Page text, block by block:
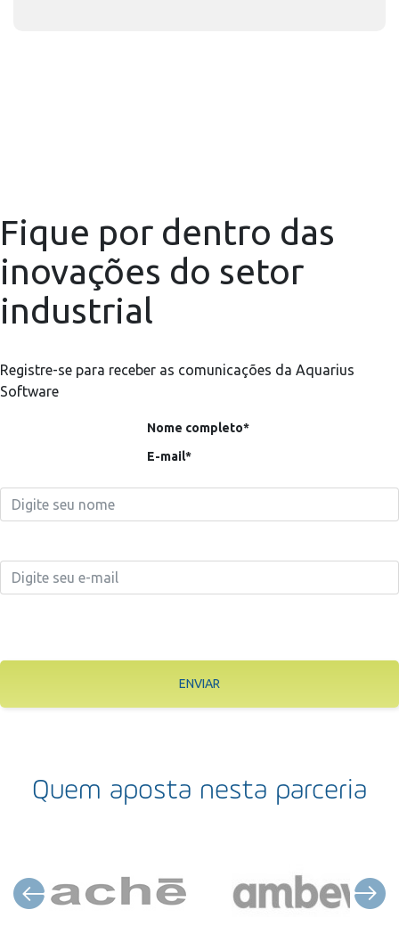
Fique por dentro das
inovações do setor
industrial
Registre-se para receber as comunicações da Aquarius
Software
Nome completo*
E-mail*
ENVIAR
Quem aposta nesta parceria